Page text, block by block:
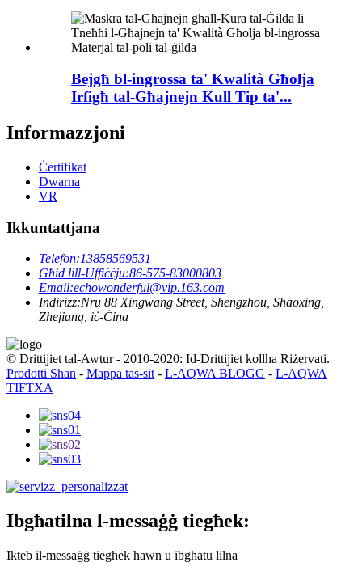
Bejgħ bl-ingrossa ta' Kwalità Għolja
Irfigħ tal-Għajnejn Kull Tip ta'...
Informazzjoni
Ċertifikat
Dwarna
VR
Ikkuntattjana
Telefon:13858569531
Għid lill-Uffiċċju:86-575-83000803
Email:echowonderful@vip.163.com
Indirizz:Nru 88 Xingwang Street, Shengzhou, Shaoxing,
Zhejiang, iċ-Ċina
© Drittijiet tal-Awtur - 2010-2020: Id-Drittijiet kollha Riżervati.
Prodotti Sħan - Mappa tas-sit - L-AQWA BLOGG - L-AQWA
TIFTXA
Ibgħatilna l-messaġġ tiegħek:
Ikteb il-messaġġ tiegħek hawn u ibgħatu lilna